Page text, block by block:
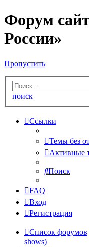
Форум
России»
Пропустить
поиск
Ссылки
Темы без
Активные
Поиск
FAQ
Вход
Регистрация
Список форумов
shows)